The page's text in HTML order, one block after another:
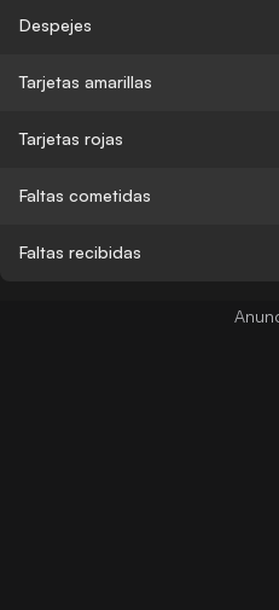
Despejes
Tarjetas amarillas
Tarjetas rojas
Faltas cometidas
Faltas recibidas